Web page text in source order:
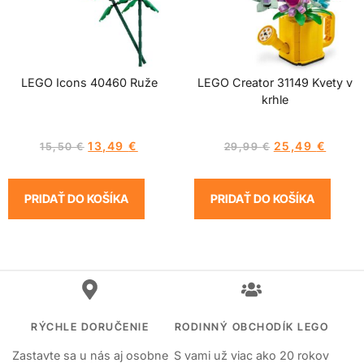
LEGO Icons 40460 Ruže
15,50€ 13,49€
PRIDAŤ DO KOŠÍKA
LEGO Creator 31149 Kvety v
krhle
29,99€ 25,49 €
PRIDAŤ DO KOŠÍKA
RÝCHLE DORUČENIE
Zastavte sa u nás aj osobne
RODINNÝ OBCHODÍK LEGO
S vami už viac ako 20 rokov